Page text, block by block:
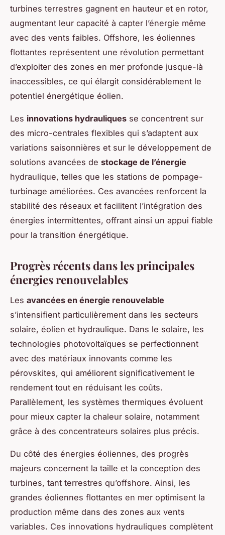
turbines terrestres gagnent en hauteur et en rotor,
augmentant leur capacité à capter l’énergie même
avec des vents faibles. Offshore, les éoliennes
flottantes représentent une révolution permettant
d’exploiter des zones en mer profonde jusque-là
inaccessibles, ce qui élargit considérablement le
potentiel énergétique éolien.
Les innovations hydrauliques se concentrent sur
des micro-centrales flexibles qui s’adaptent aux
variations saisonnières et sur le développement de
solutions avancées de stockage de l’énergie
hydraulique, telles que les stations de pompage-
turbinage améliorées. Ces avancées renforcent la
stabilité des réseaux et facilitent l’intégration des
énergies intermittentes, offrant ainsi un appui fiable
pour la transition énergétique.
Progrès récents dans les principales
énergies renouvelables
Les avancées en énergie renouvelable
s’intensifient particulièrement dans les secteurs
solaire, éolien et hydraulique. Dans le solaire, les
technologies photovoltaïques se perfectionnent
avec des matériaux innovants comme les
pérovskites, qui améliorent significativement le
rendement tout en réduisant les coûts.
Parallèlement, les systèmes thermiques évoluent
pour mieux capter la chaleur solaire, notamment
grâce à des concentrateurs solaires plus précis.
Du côté des énergies éoliennes, des progrès
majeurs concernent la taille et la conception des
turbines, tant terrestres qu’offshore. Ainsi, les
grandes éoliennes flottantes en mer optimisent la
production même dans des zones aux vents
variables. Ces innovations hydrauliques complètent